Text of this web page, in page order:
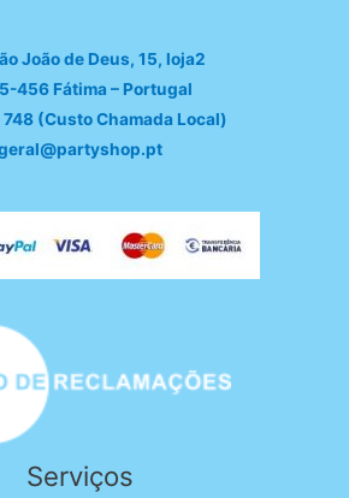
João de Deus, 15, loja2
456 Fátima – Portugal
(Custo Chamada Local)
Serviços